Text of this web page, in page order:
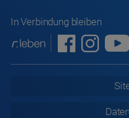
In Verbindung bleiben